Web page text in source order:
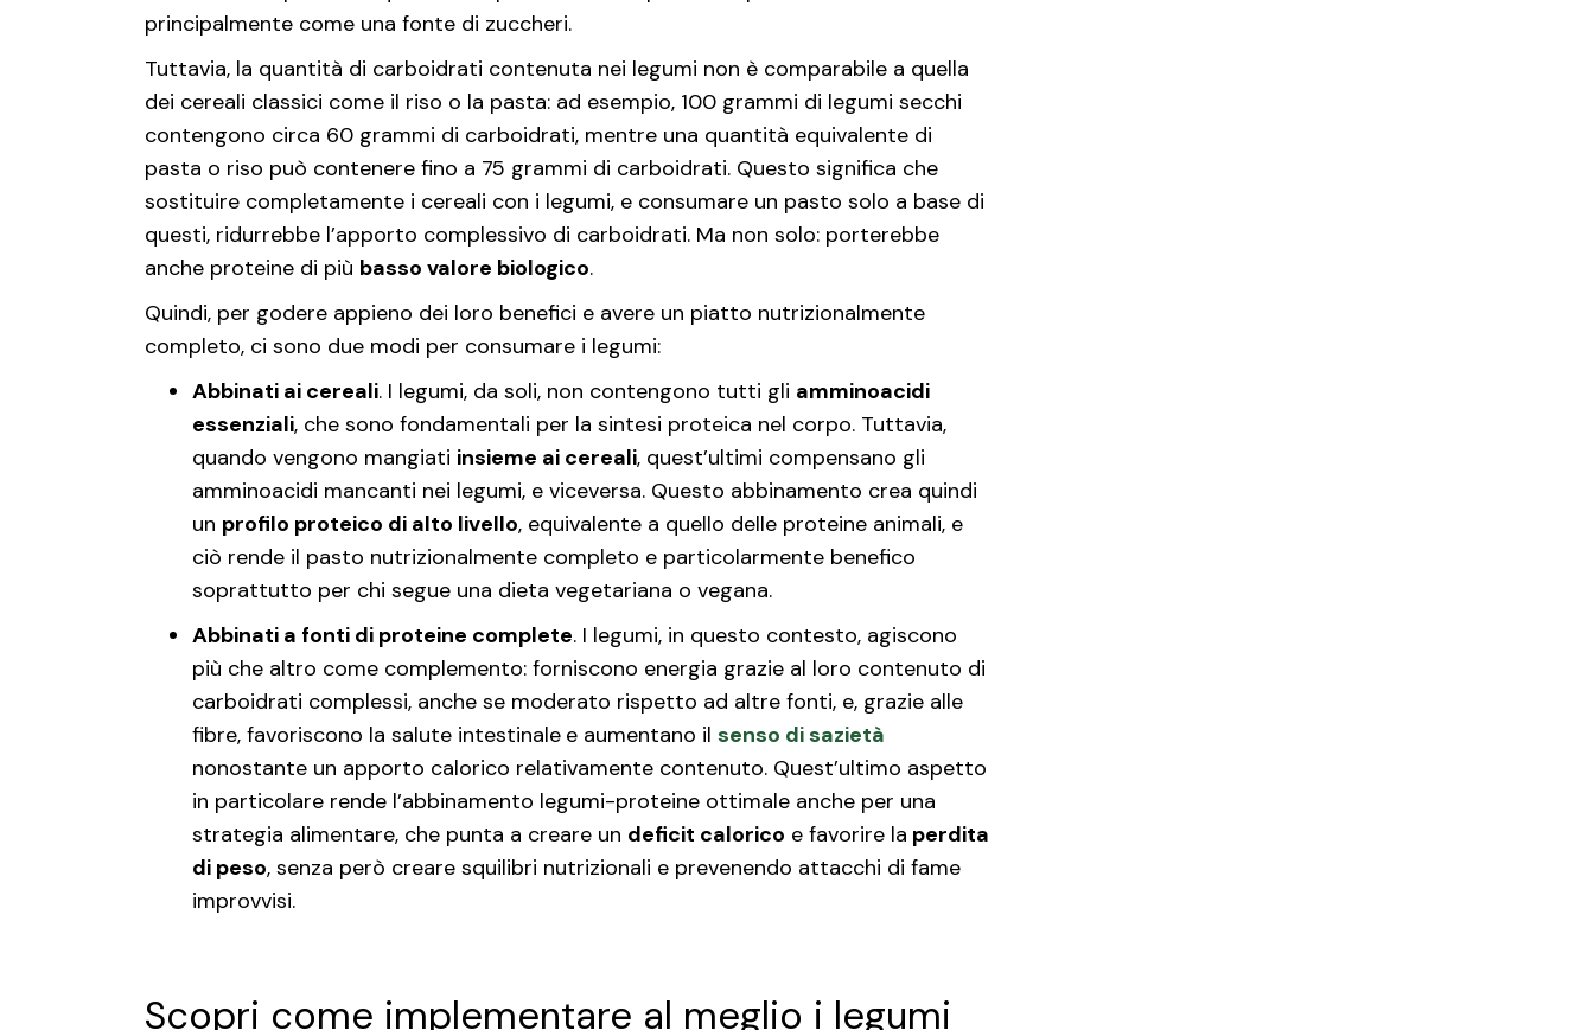
principalmente come una fonte di zuccheri.
Tuttavia, la quantità di carboidrati contenuta nei legumi non è comparabile a quella
dei cereali classici come il riso o la pasta: ad esempio, 100 grammi di legumi secchi
contengono circa 60 grammi di carboidrati, mentre una quantità equivalente di
pasta o riso può contenere fino a 75 grammi di carboidrati. Questo significa che
sostituire completamente i cereali con i legumi, e consumare un pasto solo a base di
questi, ridurrebbe l’apporto complessivo di carboidrati. Ma non solo: porterebbe
anche proteine di più basso valore biologico.
Quindi, per godere appieno dei loro benefici e avere un piatto nutrizionalmente
completo, ci sono due modi per consumare i legumi:
Abbinati ai cereali. I legumi, da soli, non contengono tutti gli amminoacidi
essenziali, che sono fondamentali per la sintesi proteica nel corpo. Tuttavia,
quando vengono mangiati insieme ai cereali, quest’ultimi compensano gli
amminoacidi mancanti nei legumi, e viceversa. Questo abbinamento crea quindi
un profilo proteico di alto livello, equivalente a quello delle proteine animali, e
ciò rende il pasto nutrizionalmente completo e particolarmente benefico
soprattutto per chi segue una dieta vegetariana o vegana.
Abbinati a fonti di proteine complete. I legumi, in questo contesto, agiscono
più che altro come complemento: forniscono energia grazie al loro contenuto di
carboidrati complessi, anche se moderato rispetto ad altre fonti, e, grazie alle
fibre, favoriscono la salute intestinale e aumentano il senso di sazietà
nonostante un apporto calorico relativamente contenuto. Quest’ultimo aspetto
in particolare rende l’abbinamento legumi-proteine ottimale anche per una
strategia alimentare, che punta a creare un deficit calorico e favorire la perdita
di peso, senza però creare squilibri nutrizionali e prevenendo attacchi di fame
improvvisi.
Scopri come implementare al meglio i legumi